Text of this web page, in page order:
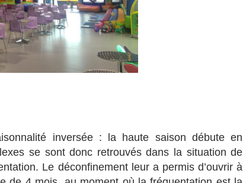
inversée : la haute saison débute en
se sont donc retrouvés dans la situation de
Le déconfinement leur a permis d’ouvrir à